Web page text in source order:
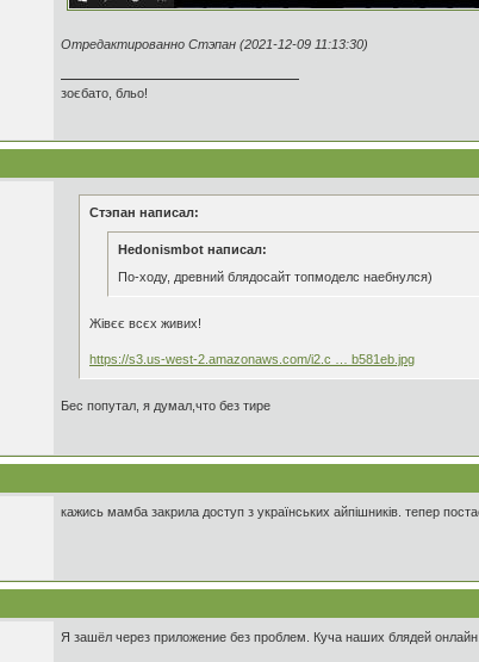
Отредактированно Стэпан (2021-12-09 11:13:30)
зоєбато, бльо!
Стэпан написал:
Hedonismbot написал:
По-ходу, древний блядосайт топмоделс наебнулся)
Жівєє всєх живих!
https://s3.us-west-2.amazonaws.com/i2.c … b581eb.jpg
Бес попутал, я думал,что без тире
кажись мамба закрила доступ з українських айпішників. тепер
Я зашёл через приложение без проблем. Куча наших блядей онлайн.